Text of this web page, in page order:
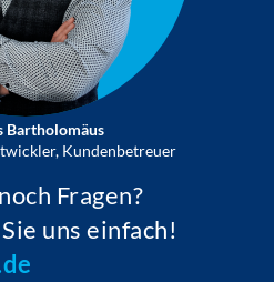
Bartholomäus
Kundenbetreuer
Fragen?
uns einfach!